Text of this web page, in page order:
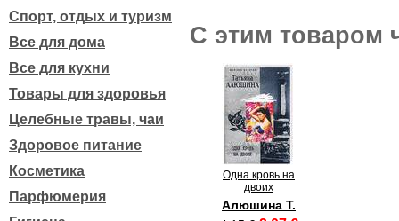
Спорт, отдых и туризм
Все для дома
Все для кухни
Товары для здоровья
Целебные травы, чаи
Здоровое питание
Косметика
Парфюмерия
С этим товаром
Одна кровь на
двоих
Алюшина Т.